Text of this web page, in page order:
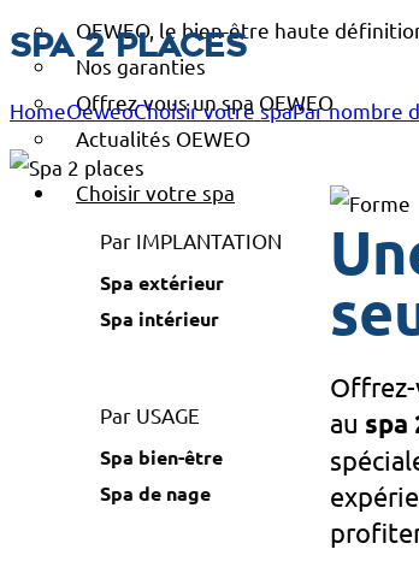
OEWEO, le bien-être haute
Nos garanties
Offrez-vous un spa OEWEO
Actualités OEWEO
Choisir votre spa
Par IMPLANTATION
Spa extérieur
Spa intérieur
Par USAGE
Spa bien-être
Spa de nage
Spa 2 places
HomeOeweoChoisir votre spaPar nombre
au spa